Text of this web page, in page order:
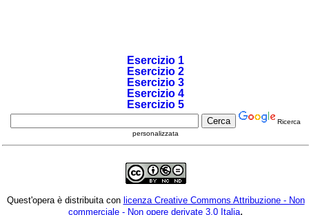
Esercizio 1
Esercizio 2
Esercizio 3
Esercizio 4
Esercizio 5
Ricerca
personalizzata
Quest'opera è distribuita con licenza Creative Commons Attribuzione - Non
commerciale - Non opere derivate 3.0 Italia.